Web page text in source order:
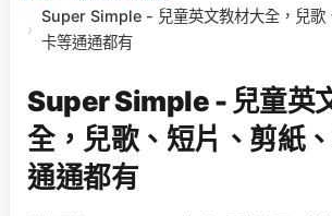
›
Super Simple - 兒童英文教材大全，兒歌
卡等通通都有
Super Simple - 兒童英
全，兒歌、短片、剪紙
通通都有